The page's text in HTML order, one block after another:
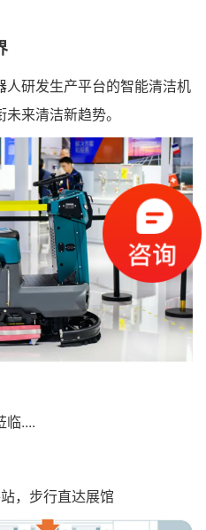
人研发生产平台的智能清洁机
来清洁新趋势。
临....
，步行直达展馆